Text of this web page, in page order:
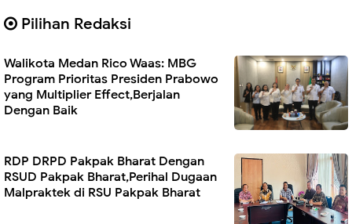
Pilihan Redaksi
Walikota Medan Rico Waas: MBG
Program Prioritas Presiden Prabowo
yang Multiplier Effect,Berjalan
Dengan Baik
RDP DRPD Pakpak Bharat Dengan
RSUD Pakpak Bharat,Perihal Dugaan
Malpraktek di RSU Pakpak Bharat